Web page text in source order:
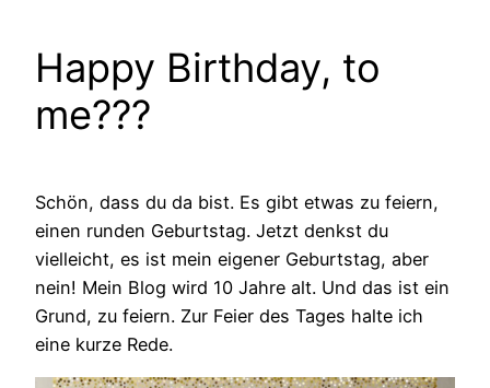
Happy Birthday, to
me???
Schön, dass du da bist. Es gibt etwas zu feiern,
einen runden Geburtstag. Jetzt denkst du
vielleicht, es ist mein eigener Geburtstag, aber
nein! Mein Blog wird 10 Jahre alt. Und das ist ein
Grund, zu feiern. Zur Feier des Tages halte ich
eine kurze Rede.